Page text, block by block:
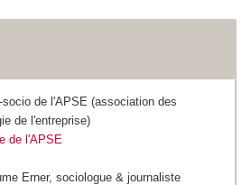
socio de l'APSE (association des
de l'entreprise)
de l'APSE
Erner, sociologue & journaliste